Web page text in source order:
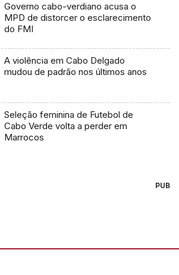
Governo cabo-verdiano acusa o
MPD de distorcer o esclarecimento
do FMI
A violência em Cabo Delgado
mudou de padrão nos últimos anos
Seleção feminina de Futebol de
Cabo Verde volta a perder em
Marrocos
PUB